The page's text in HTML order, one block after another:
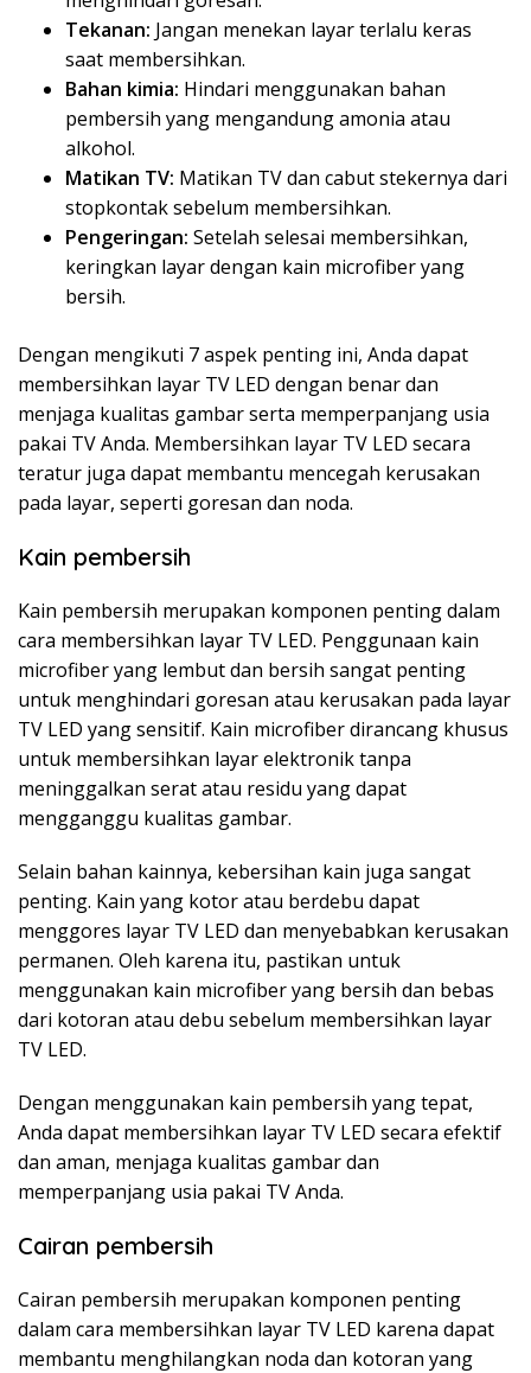
Tekanan: Jangan menekan layar terlalu keras
saat membersihkan.
Bahan kimia: Hindari menggunakan bahan
pembersih yang mengandung amonia atau
alkohol.
Matikan TV: Matikan TV dan cabut stekernya dari
stopkontak sebelum membersihkan.
Pengeringan: Setelah selesai membersihkan,
keringkan layar dengan kain microfiber yang
bersih.
Dengan mengikuti 7 aspek penting ini, Anda dapat
membersihkan layar TV LED dengan benar dan
menjaga kualitas gambar serta memperpanjang usia
pakai TV Anda. Membersihkan layar TV LED secara
teratur juga dapat membantu mencegah kerusakan
pada layar, seperti goresan dan noda.
Kain pembersih
Kain pembersih merupakan komponen penting dalam
cara membersihkan layar TV LED. Penggunaan kain
microfiber yang lembut dan bersih sangat penting
untuk menghindari goresan atau kerusakan pada layar
TV LED yang sensitif. Kain microfiber dirancang khusus
untuk membersihkan layar elektronik tanpa
meninggalkan serat atau residu yang dapat
mengganggu kualitas gambar.
Selain bahan kainnya, kebersihan kain juga sangat
penting. Kain yang kotor atau berdebu dapat
menggores layar TV LED dan menyebabkan kerusakan
permanen. Oleh karena itu, pastikan untuk
menggunakan kain microfiber yang bersih dan bebas
dari kotoran atau debu sebelum membersihkan layar
TV LED.
Dengan menggunakan kain pembersih yang tepat,
Anda dapat membersihkan layar TV LED secara efektif
dan aman, menjaga kualitas gambar dan
memperpanjang usia pakai TV Anda.
Cairan pembersih
Cairan pembersih merupakan komponen penting
dalam cara membersihkan layar TV LED karena dapat
membantu menghilangkan noda dan kotoran yang